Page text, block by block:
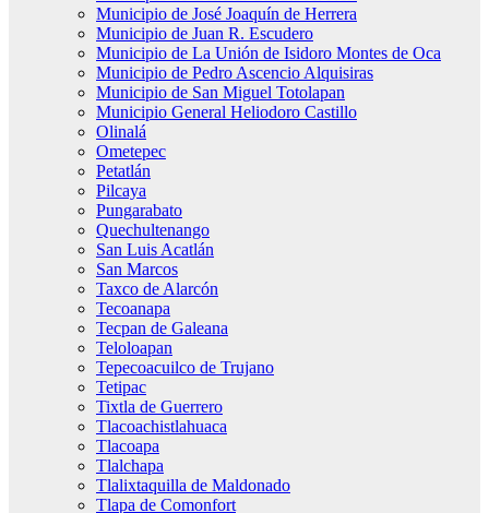
Municipio de José Joaquín de Herrera
Municipio de Juan R. Escudero
Municipio de La Unión de Isidoro Montes de Oca
Municipio de Pedro Ascencio Alquisiras
Municipio de San Miguel Totolapan
Municipio General Heliodoro Castillo
Olinalá
Ometepec
Petatlán
Pilcaya
Pungarabato
Quechultenango
San Luis Acatlán
San Marcos
Taxco de Alarcón
Tecoanapa
Tecpan de Galeana
Teloloapan
Tepecoacuilco de Trujano
Tetipac
Tixtla de Guerrero
Tlacoachistlahuaca
Tlacoapa
Tlalchapa
Tlalixtaquilla de Maldonado
Tlapa de Comonfort